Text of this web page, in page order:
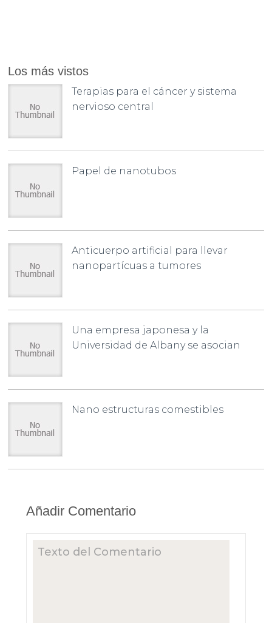
Los más vistos
Terapias para el cáncer y sistema
nervioso central
Papel de nanotubos
Anticuerpo artificial para llevar
nanopartícuas a tumores
Una empresa japonesa y la
Universidad de Albany se asocian
Nano estructuras comestibles
Añadir Comentario